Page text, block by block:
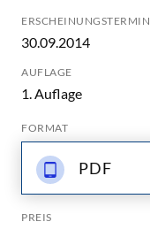
ERSCHEINUNGSTERMIN
30.09.2014
AUFLAGE
1. Auflage
FORMAT
PDF
PREIS